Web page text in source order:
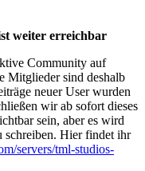
weiter erreichbar
Community auf
Mitglieder sind deshalb
neuer User wurden
wir ab sofort dieses
sein, aber es wird
schreiben. Hier findet ihr
servers/tml-studios-